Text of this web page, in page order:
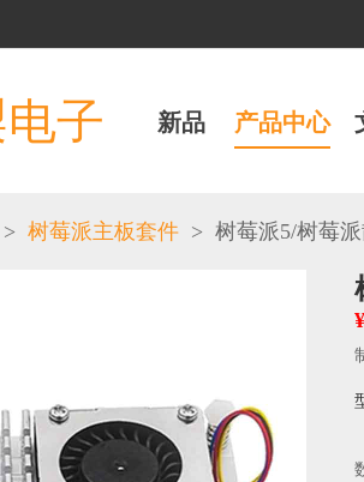
子 新品 产品中心
> 树莓派主板套件 > 树莓派5/树莓